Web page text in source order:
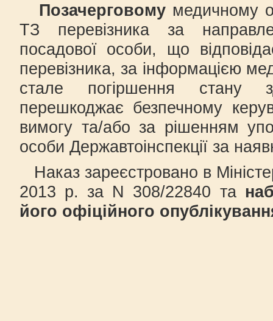
Позачерговому медичному
ТЗ перевізника за
посадової особи, що
перевізника, за інформацією
стале погіршення стану
перешкоджає безпечному
вимогу та/або за рішенням
особи Державтоінспекції за
Наказ зареєстровано в
2013 р. за N 308/22840 та
його офіційного